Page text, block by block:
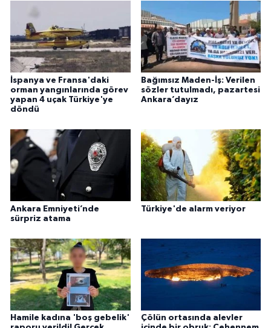
İspanya ve Fransa'daki
orman yangınlarında görev
yapan 4 uçak Türkiye'ye
döndü
Bağımsız Maden-İş: Verilen
sözler tutulmadı, pazartesi
Ankara’dayız
Ankara Emniyeti’nde
sürpriz atama
Türkiye'de alarm veriyor
Hamile kadına 'boş gebelik'
Çölün ortasında alevler